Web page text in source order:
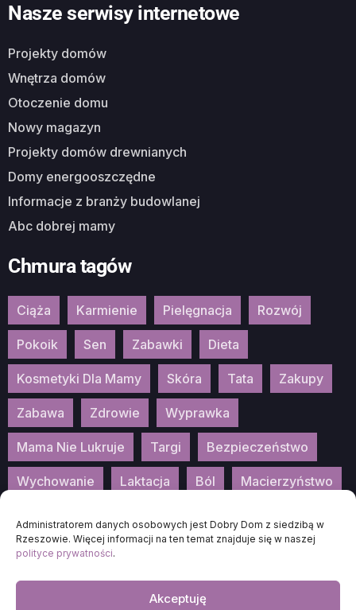
Administratorem danych osobowych jest Dobry Dom z siedzibą w
Rzeszowie. Więcej informacji na ten temat znajduje się w naszej
polityce prywatności.
Akceptuję
Nasze serwisy internetowe
Projekty domów
Wnętrza domów
Otoczenie domu
Nowy magazyn
Projekty domów drewnianych
Domy energooszczędne
Informacje z branży budowlanej
Abc dobrej mamy
Chmura tagów
Ciąża Karmienie Pielęgnacja Rozwój
Pokoik Sen Zabawki Dieta
Kosmetyki Dla Mamy Skóra Tata Zakupy
Zabawa Zdrowie Wyprawka
Mama Nie Lukruje Targi Bezpieczeństwo
Wychowanie Laktacja Ból Macierzyństwo